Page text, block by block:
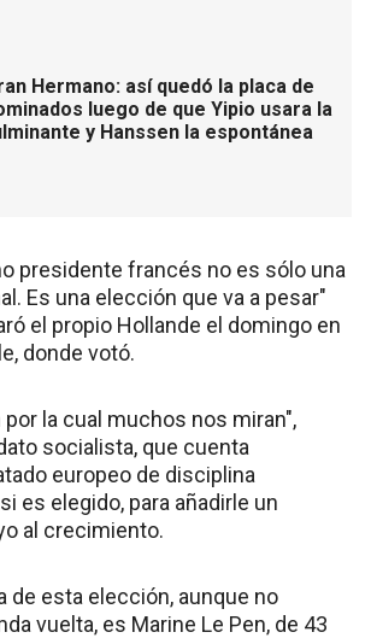
Hermano: así quedó la placa de
luego de que Yipio usara la
y Hanssen la espontánea
presidente francés no es sólo una
Es una elección que va a pesar"
el propio Hollande el domingo en
donde votó.
por la cual muchos nos miran",
socialista, que cuenta
europeo de disciplina
es elegido, para añadirle un
al crecimiento.
de esta elección, aunque no
vuelta, es Marine Le Pen, de 43